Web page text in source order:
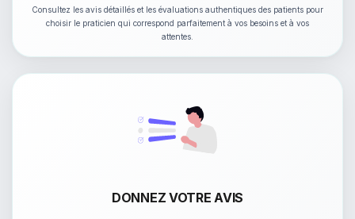
Consultez les avis détaillés et les évaluations authentiques des patients pour
choisir le praticien qui correspond parfaitement à vos besoins et à vos
attentes.
DONNEZ VOTRE AVIS